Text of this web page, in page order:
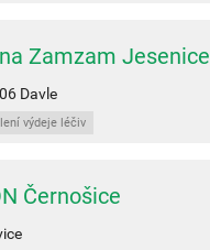
Zamzam Jesenice
Davle
výdeje léčiv
Černošice